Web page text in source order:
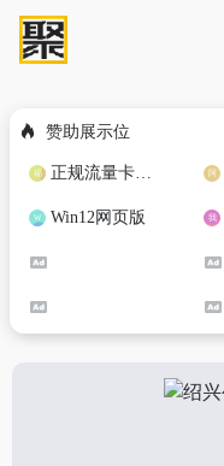
赞助展示位
正规流量卡免费加盟合作
Win12网页版